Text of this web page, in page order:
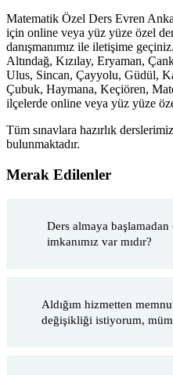
Matematik Özel Ders Evren
için online veya yüz yüze özel
danışmanımız ile iletişime
Altındağ, Kızılay, Eryaman,
Ulus, Sincan, Çayyolu, Güdül,
Çubuk, Haymana, Keçiören,
ilçelerde online veya yüz yüze
Tüm sınavlara hazırlık
bulunmaktadır.
Merak Edilenler
Ders almaya
imkanımız var mıdır?
Aldığım hizmetten
değişikliği istiyorum,